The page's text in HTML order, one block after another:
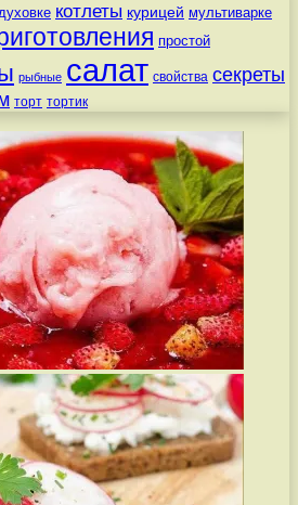
котлеты курицей мультиварке
простой
рыбные салат свойства секреты
торт тортик